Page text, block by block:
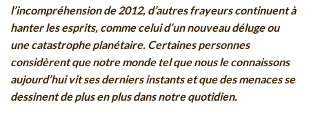
l’incompréhension de 2012, d’autres frayeurs continuent à
hanter les esprits, comme celui d’un nouveau déluge ou
une catastrophe planétaire. Certaines personnes
considèrent que notre monde tel que nous le connaissons
aujourd’hui vit ses derniers instants et que des menaces se
dessinent de plus en plus dans notre quotidien.